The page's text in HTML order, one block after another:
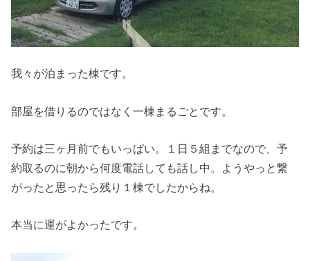
我々が泊まった棟です。
部屋を借りるのではなく一棟まるごとです。
予約は三ヶ月前でもいっぱい。１日５組までなので、予
約取るのに朝から何度電話しても話し中。ようやっと繋
がったと思ったら残り１棟でしたからね。
本当に運がよかったです。